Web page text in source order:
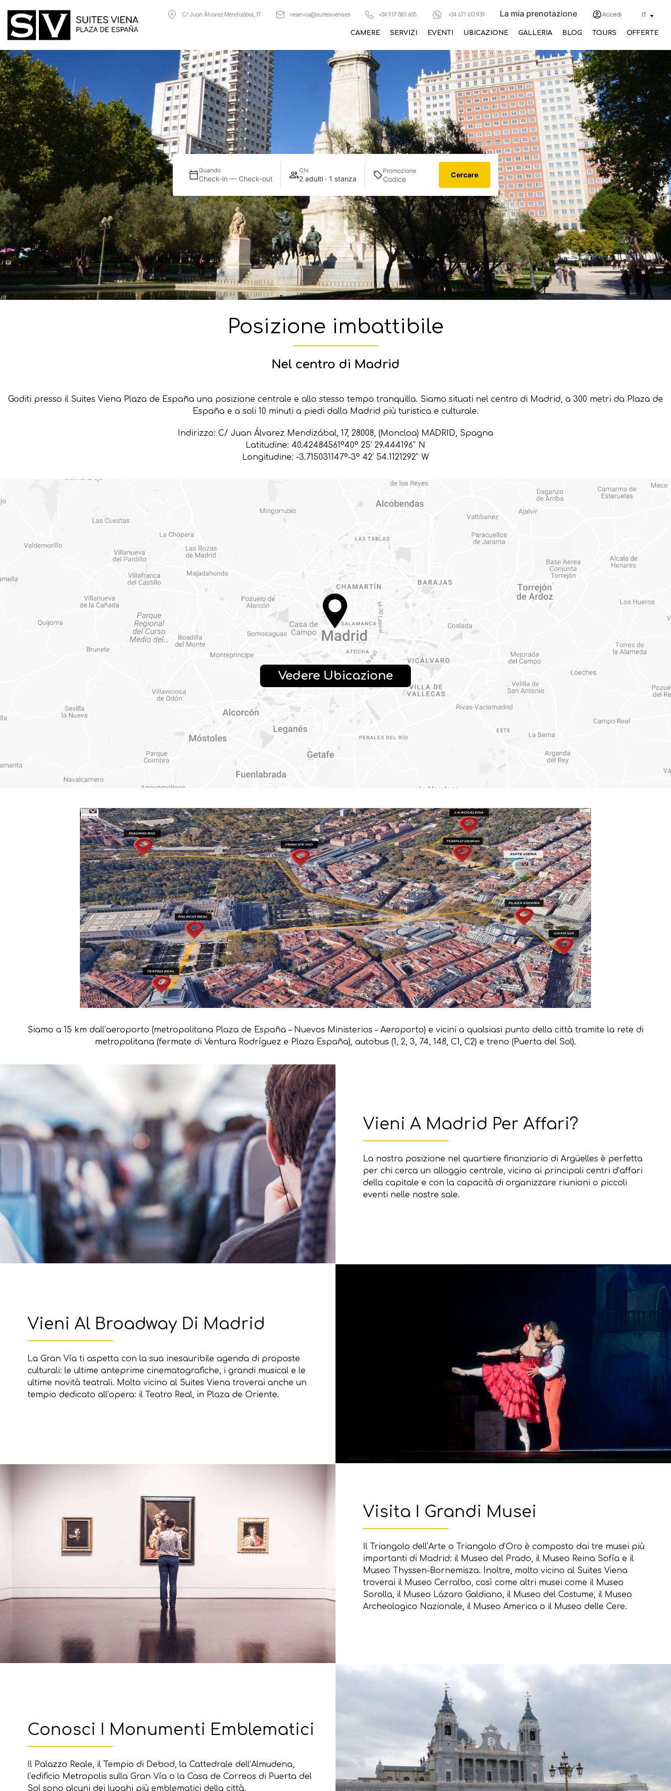
C/ Juan Álvarez Mendizábal, 17 reservas@suitesviena.es +34 917 583 605 +34 671 613 939 La mia prenotazione Accedi
CAMERE SERVIZI EVENTI UBICAZIONE GALLERIA BLOG TOURS OFFERTE
Quando
Check-in — Check-out
Chi
2 adulti · 1 stanza
Promozione Cercare
Posizione imbattibile
Nel centro di Madrid
Goditi presso il Suites Viena Plaza de España una posizione centrale e allo stesso tempo tranquilla. Siamo situati nel centro di Madrid, a 300 metri da Plaza de
España e a soli 10 minuti a piedi dalla Madrid più turistica e culturale.
Indirizzo: C/ Juan Álvarez Mendizábal, 17, 28008, (Moncloa) MADRID, Spagna
Latitudine: 40.42484561º40º 25′ 29.444196″ N
Longitudine: -3.715031147º-3º 42′ 54.1121292″ W
Vedere Ubicazione
Siamo a 15 km dall’aeroporto (metropolitana Plaza de España – Nuevos Ministerios – Aeroporto) e vicini a qualsiasi punto della città tramite la rete di
metropolitana (fermate di Ventura Rodríguez e Plaza España), autobus (1, 2, 3, 74, 148, C1, C2) e treno (Puerta del Sol).
Vieni A Madrid Per Affari?
La nostra posizione nel quartiere finanziario di Argüelles è perfetta
per chi cerca un alloggio centrale, vicino ai principali centri d’affari
della capitale e con la capacità di organizzare riunioni o piccoli
eventi nelle nostre sale.
Vieni Al Broadway Di Madrid
La Gran Vía ti aspetta con la sua inesauribile agenda di proposte
culturali: le ultime anteprime cinematografiche, i grandi musical e le
ultime novità teatrali. Molto vicino al Suites Viena troverai anche un
tempio dedicato all’opera: il Teatro Real, in Plaza de Oriente.
Visita I Grandi Musei
Il Triangolo dell’Arte o Triangolo d’Oro è composto dai tre musei più
importanti di Madrid: il Museo del Prado, il Museo Reina Sofía e il
Museo Thyssen-Bornemisza. Inoltre, molto vicino al Suites Viena
troverai il Museo Cerralbo, così come altri musei come il Museo
Sorolla, il Museo Lázaro Galdiano, il Museo del Costume, il Museo
Archeologico Nazionale, il Museo America o il Museo delle Cere.
Conosci I Monumenti Emblematici
Il Palazzo Reale, il Tempio di Debod, la Cattedrale dell’Almudena,
l’edificio Metropolis sulla Gran Vía o la Casa de Correos di Puerta del
Sol sono alcuni dei luoghi più emblematici della città.